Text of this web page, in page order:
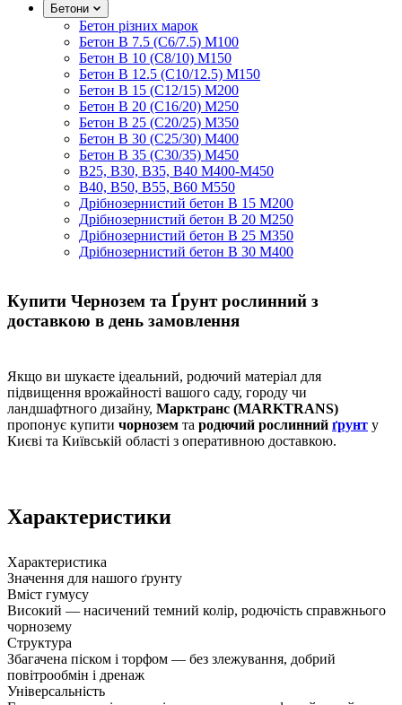
Бетони
Бетон різних марок
Бетон B 7.5 (C6/7.5) M100
Бетон B 10 (C8/10) M150
Бетон B 12.5 (C10/12.5) M150
Бетон B 15 (C12/15) M200
Бетон B 20 (C16/20) M250
Бетон B 25 (C20/25) M350
Бетон B 30 (C25/30) M400
Бетон B 35 (C30/35) M450
B25, B30, B35, B40 M400-M450
B40, B50, B55, B60 M550
Дрібнозернистий бетон B 15 M200
Дрібнозернистий бетон B 20 M250
Дрібнозернистий бетон B 25 M350
Дрібнозернистий бетон B 30 M400
Купити Чернозем та Ґрунт рослинний з
доставкою в день замовлення
Якщо ви шукаєте ідеальний, родючий матеріал для
підвищення врожайності вашого саду, городу чи
ландшафтного дизайну, Марктранс (MARKTRANS)
пропонує купити чорнозем та родючий рослинний ґрунт у
Києві та Київській області з оперативною доставкою.
Характеристики
Характеристика
Значення для нашого ґрунту
Вміст гумусу
Високий — насичений темний колір, родючість справжнього
чорнозему
Структура
Збагачена піском і торфом — без злежування, добрий
повітрообмін і дренаж
Універсальність